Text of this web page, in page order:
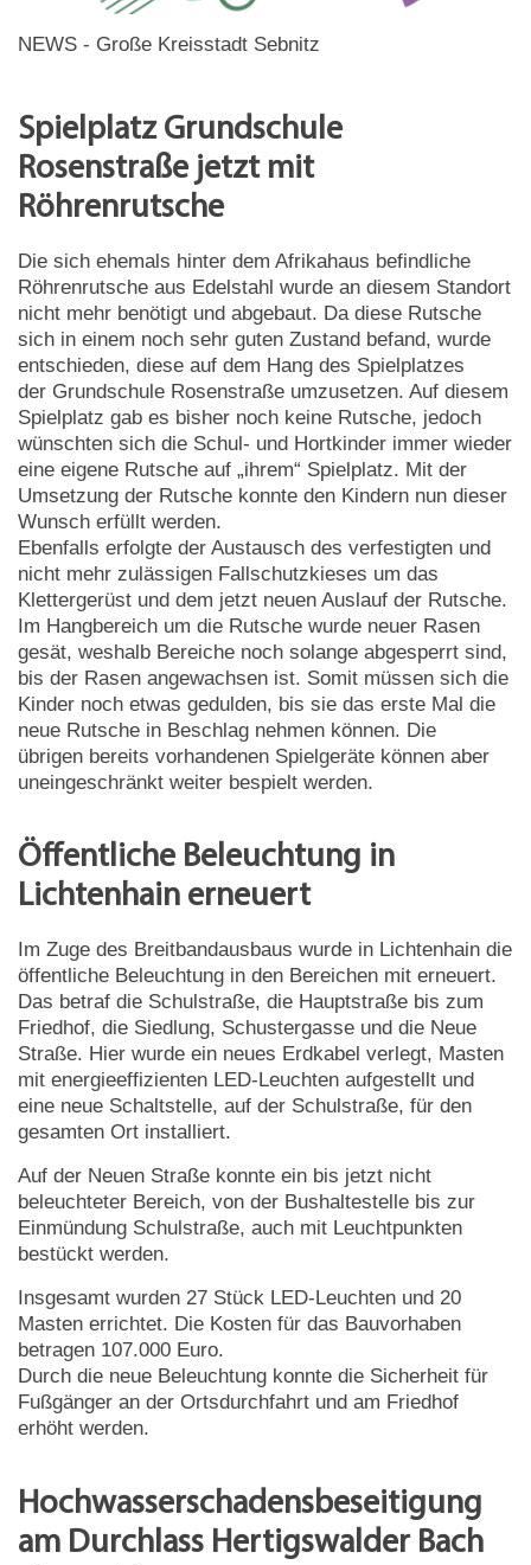
NEWS - Große Kreisstadt Sebnitz
Spielplatz Grundschule
Rosenstraße jetzt mit
Röhrenrutsche
Die sich ehemals hinter dem Afrikahaus befindliche
Röhrenrutsche aus Edelstahl wurde an diesem Standort
nicht mehr benötigt und abgebaut. Da diese Rutsche
sich in einem noch sehr guten Zustand befand, wurde
entschieden, diese auf dem Hang des Spielplatzes
der Grundschule Rosenstraße umzusetzen. Auf diesem
Spielplatz gab es bisher noch keine Rutsche, jedoch
wünschten sich die Schul- und Hortkinder immer wieder
eine eigene Rutsche auf „ihrem“ Spielplatz. Mit der
Umsetzung der Rutsche konnte den Kindern nun dieser
Wunsch erfüllt werden.
Ebenfalls erfolgte der Austausch des verfestigten und
nicht mehr zulässigen Fallschutzkieses um das
Klettergerüst und dem jetzt neuen Auslauf der Rutsche.
Im Hangbereich um die Rutsche wurde neuer Rasen
gesät, weshalb Bereiche noch solange abgesperrt sind,
bis der Rasen angewachsen ist. Somit müssen sich die
Kinder noch etwas gedulden, bis sie das erste Mal die
neue Rutsche in Beschlag nehmen können. Die
übrigen bereits vorhandenen Spielgeräte können aber
uneingeschränkt weiter bespielt werden.
Öffentliche Beleuchtung in
Lichtenhain erneuert
Im Zuge des Breitbandausbaus wurde in Lichtenhain die
öffentliche Beleuchtung in den Bereichen mit erneuert.
Das betraf die Schulstraße, die Hauptstraße bis zum
Friedhof, die Siedlung, Schustergasse und die Neue
Straße. Hier wurde ein neues Erdkabel verlegt, Masten
mit energieeffizienten LED-Leuchten aufgestellt und
eine neue Schaltstelle, auf der Schulstraße, für den
gesamten Ort installiert.
Auf der Neuen Straße konnte ein bis jetzt nicht
beleuchteter Bereich, von der Bushaltestelle bis zur
Einmündung Schulstraße, auch mit Leuchtpunkten
bestückt werden.
Insgesamt wurden 27 Stück LED-Leuchten und 20
Masten errichtet. Die Kosten für das Bauvorhaben
betragen 107.000 Euro.
Durch die neue Beleuchtung konnte die Sicherheit für
Fußgänger an der Ortsdurchfahrt und am Friedhof
erhöht werden.
Hochwasserschadensbeseitigung
am Durchlass Hertigswalder Bach